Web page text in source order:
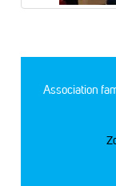
Association